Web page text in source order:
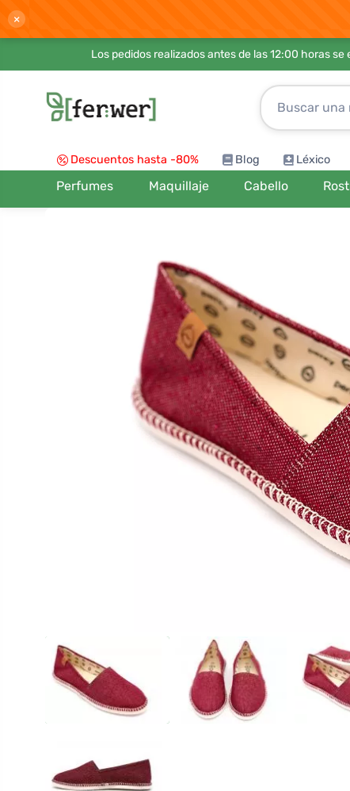
×
Los pedidos realizados antes de las 12:00 horas se
Descuentos hasta -80% Blog Léxico
Perfumes Maquillaje Cabello